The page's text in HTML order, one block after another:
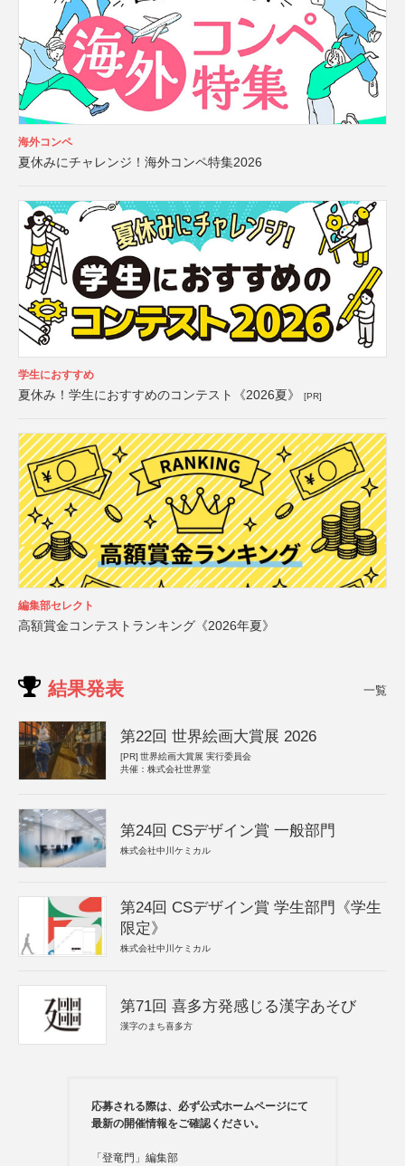
海外コンペ
夏休みにチャレンジ！海外コンペ特集2026
学生におすすめ
夏休み！学生におすすめのコンテスト《2026夏》 [PR]
編集部セレクト
高額賞金コンテストランキング《2026年夏》
結果発表 一覧
第22回 世界絵画大賞展 2026
[PR] 世界絵画大賞展 実行委員会
共催：株式会社世界堂
第24回 CSデザイン賞 一般部門
株式会社中川ケミカル
第24回 CSデザイン賞 学生部門《学生
限定》
株式会社中川ケミカル
第71回 喜多方発感じる漢字あそび
漢字のまち喜多方
応募される際は、必ず公式ホームページにて
最新の開催情報をご確認ください。
「登竜門」編集部